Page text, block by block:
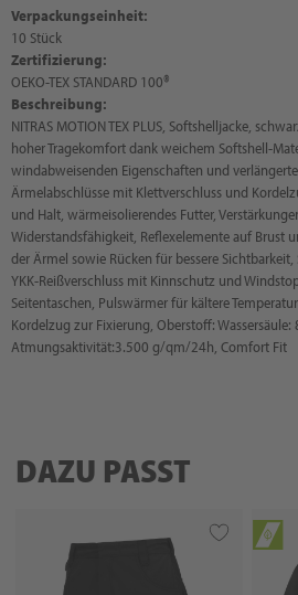
Verpackungseinheit:
10 Stück
Zertifizierung:
OEKO-TEX STANDARD 100®
Beschreibung:
NITRAS MOTION TEX PLUS, Softshelljacke,
hoher Tragekomfort dank weichem Softshell-
windabweisenden Eigenschaften und
Ärmelabschlüsse mit Klettverschluss und
und Halt, wärmeisolierendes Futter,
Widerstandsfähigkeit, Reflexelemente auf Brust
der Ärmel sowie Rücken für bessere
YKK-Reißverschluss mit Kinnschutz und
Seitentaschen, Pulswärmer für kältere
Kordelzug zur Fixierung, Oberstoff:
Atmungsaktivität:3.500 g/qm/24h, Comfort Fit
DAZU PASST